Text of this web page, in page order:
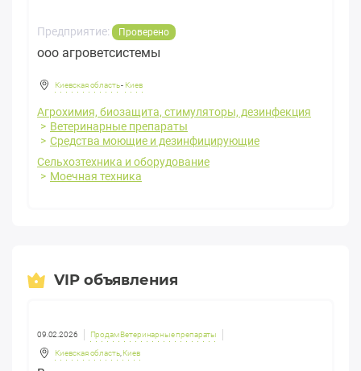
Предприятие: Проверено
ооо агроветсистемы
Киевская область- Киев
Агрохимия, биозащита, стимуляторы, дезинфекция
Ветеринарные препараты
Средства моющие и дезинфицирующие
Сельхозтехника и оборудование
Моечная техника
VIP объявления
09.02.2026 Продам Ветеринарные препараты
Киевская область, Киев